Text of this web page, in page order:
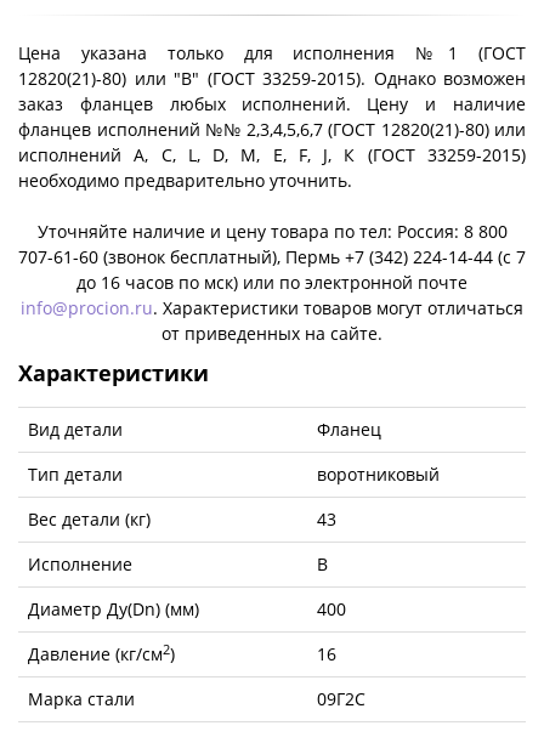
Цена указана только для исполнения №1 (ГОСТ
12820(21)-80) или "B" (ГОСТ 33259-2015). Однако возможен
заказ фланцев любых исполнений. Цену и наличие
фланцев исполнений №№ 2,3,4,5,6,7 (ГОСТ 12820(21)-80) или
исполнений A, C, L, D, M, E, F, J, К (ГОСТ 33259-2015)
необходимо предварительно уточнить.
Уточняйте наличие и цену товара по тел: Россия: 8 800
707-61-60 (звонок бесплатный), Пермь +7 (342) 224-14-44 (c 7
до 16 часов по мск) или по электронной почте
info@procion.ru. Характеристики товаров могут отличаться
от приведенных на сайте.
Характеристики
Вид детали
Фланец
Тип детали
воротниковый
Вес детали (кг)
43
Исполнение
B
Диаметр Ду(Dn) (мм)
400
Давление (кг/см2)
16
Марка стали
09Г2С